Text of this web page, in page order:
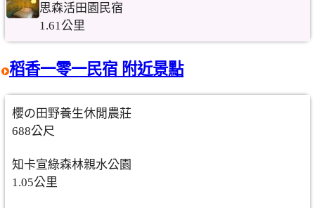
思森活田園民宿
1.61公里
稻香一零一民宿 附近景點
櫻の田野養生休閒農莊
688公尺
知卡宣綠森林親水公園
1.05公里